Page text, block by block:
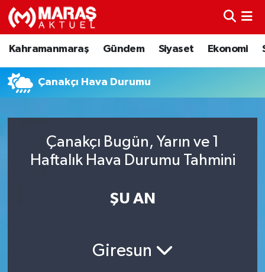
Kahramanmaraş Gündem Siyaset Ekonomi
Çanakçı Hava Durumu
Çanakçı Bugün, Yarın ve 1
Haftalık Hava Durumu Tahmini
ŞU AN
Giresun
Kahramanmaraş
Ekonomi
Spor
Nöbetçi Eczaneler
Trafik Durumu
TFF 3.Lig 4.Grup Puan Durumu ve Fikstür